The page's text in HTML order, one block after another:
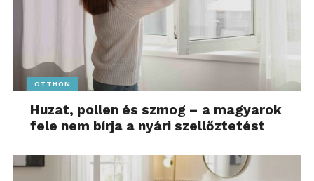
OTTHON
Huzat, pollen és szmog – a magyarok
fele nem bírja a nyári szellőztetést